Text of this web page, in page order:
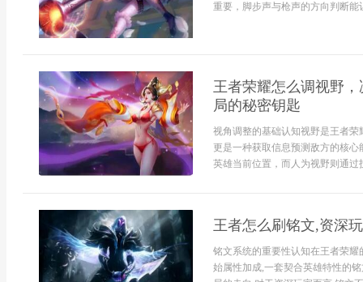
重要，脚步声与枪声的方向判断
王者荣耀怎么调视野
局的秘密钥匙
视角调整的基础认知视野是王者
更是一种获取信息预测敌方的核
英雄当前位置，而人为视野则通过
王者怎么刷铭文,资深
铭文系统的重要性认知在王者荣
始属性加成,一套契合英雄特性的